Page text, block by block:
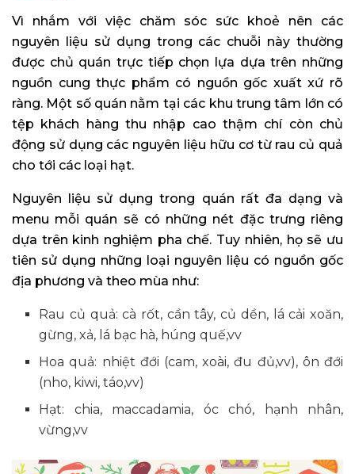
Vì nhắm với việc chăm sóc sức khoẻ nên các
nguyên liệu sử dụng trong các chuỗi này thường
được chủ quán trực tiếp chọn lựa dựa trên những
nguồn cung thực phẩm có nguồn gốc xuất xứ rõ
ràng. Một số quán nằm tại các khu trung tâm lớn có
tệp khách hàng thu nhập cao thậm chí còn chủ
động sử dụng các nguyên liệu hữu cơ từ rau củ quả
cho tới các loại hạt.
Nguyên liệu sử dụng trong quán rất đa dạng và
menu mỗi quán sẽ có những nét đặc trưng riêng
dựa trên kinh nghiệm pha chế. Tuy nhiên, họ sẽ ưu
tiên sử dụng những loại nguyên liệu có nguồn gốc
địa phương và theo mùa như:
Rau củ quả: cà rốt, cần tây, củ dền, lá cải xoăn,
gừng, xả, lá bạc hà, húng quế,vv
Hoa quả: nhiệt đới (cam, xoài, đu đủ,vv), ôn đới
(nho, kiwi, táo,vv)
Hạt: chia, maccadamia, óc chó, hạnh nhân,
vừng,vv